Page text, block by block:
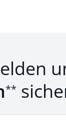
**